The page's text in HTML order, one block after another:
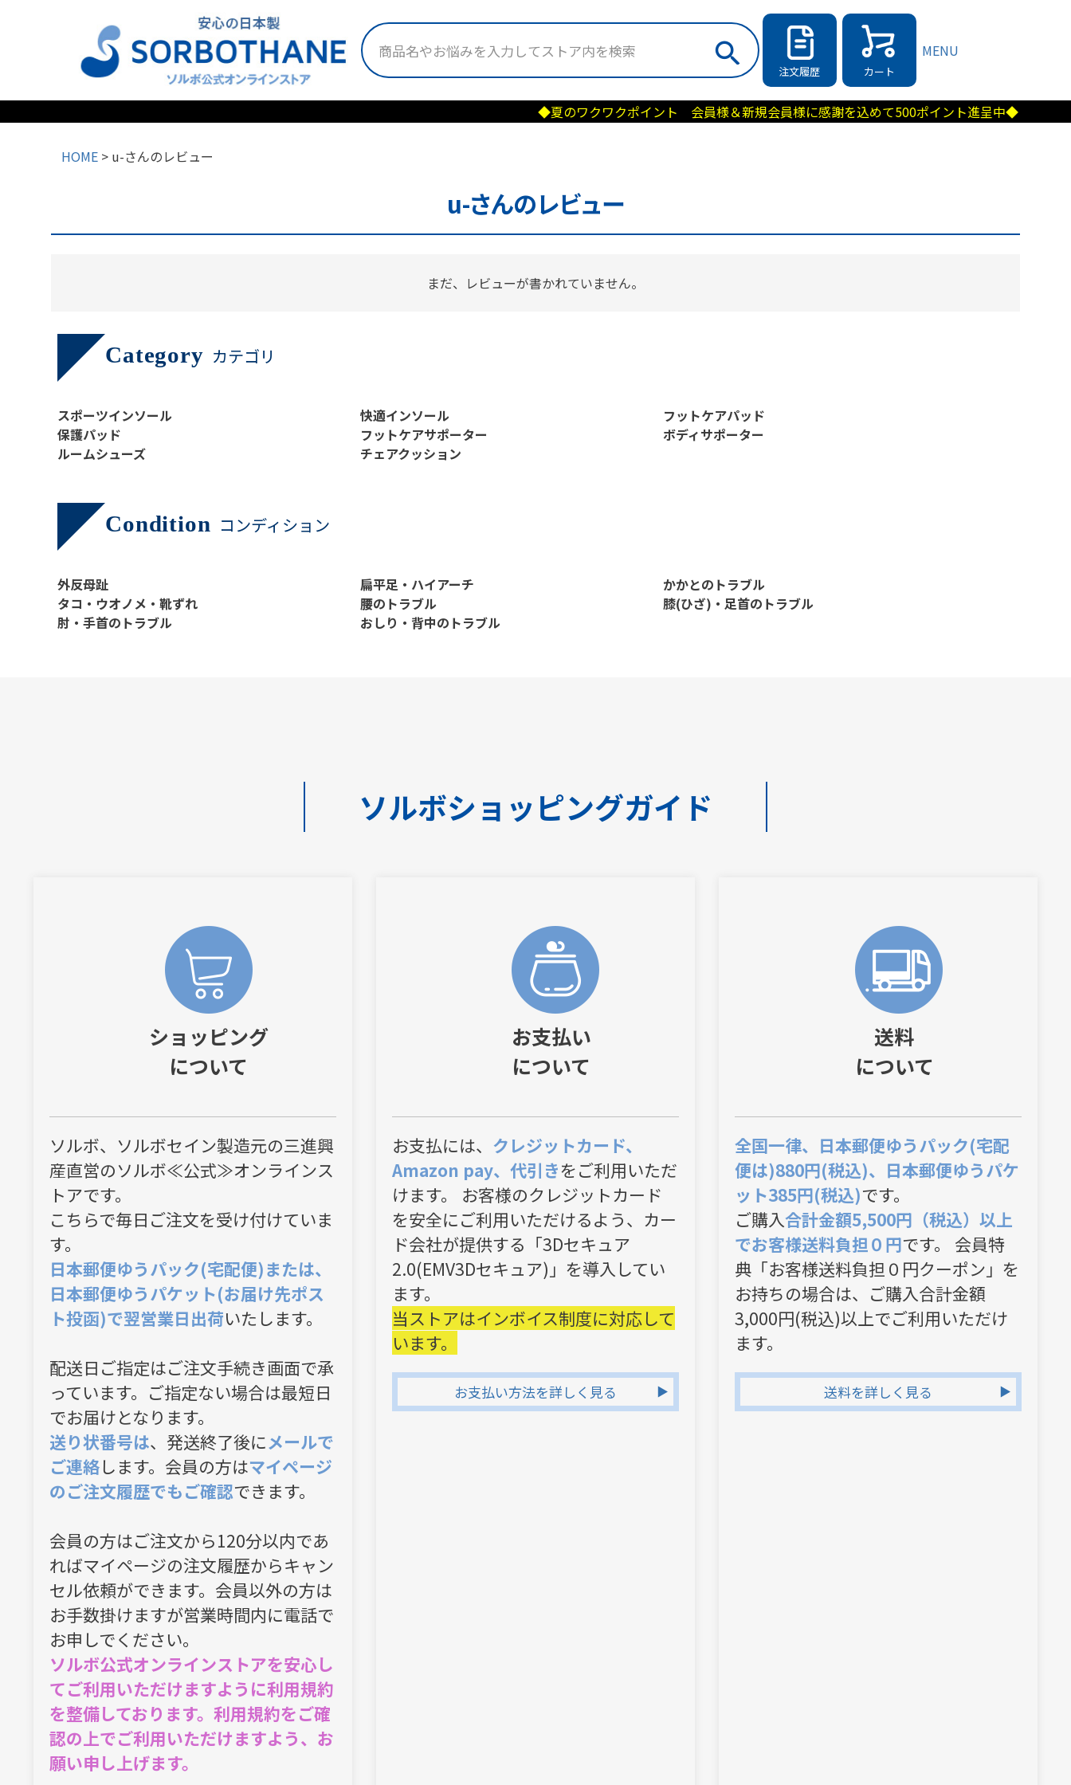
検索
注文履歴
カート
MENU
◆夏のワクワクポイント 会員様＆新規会員様に感謝を込めて500ポイント進呈中◆
HOME u-さんのレビュー
u-さんのレビュー
まだ、レビューが書かれていません。
Category カテゴリ
スポーツインソール 快適インソール
フットケアパッド
保護パッド
フットケアサポーター
ボディサポーター
ルームシューズ
チェアクッション
Condition コンディション
外反母趾 扁平足・ハイアーチ
かかとのトラブル
タコ・ウオノメ・靴ずれ
腰のトラブル
膝(ひざ)・足首のトラブル
肘・手首のトラブル
おしり・背中のトラブル
ソルボショッピングガイド
ショッピング
について
ソルボ、ソルボセイン製造元の三進興
産直営のソルボ≪公式≫オンラインス
トアです。
こちらで毎日ご注文を受け付けていま
す。
日本郵便ゆうパック(宅配便)または、
日本郵便ゆうパケット(お届け先ポス
ト投函)で翌営業日出荷いたします。
配送日ご指定はご注文手続き画面で承
っています。ご指定ない場合は最短日
でお届けとなります。
送り状番号は、発送終了後にメールで
ご連絡します。会員の方はマイページ
のご注文履歴でもご確認できます。
会員の方はご注文から120分以内であ
ればマイページの注文履歴からキャン
セル依頼ができます。会員以外の方は
お手数掛けますが営業時間内に電話で
お申しでください。
ソルボ公式オンラインストアを安心し
てご利用いただけますように利用規約
を整備しております。利用規約をご確
認の上でご利用いただけますよう、お
願い申し上げます。
お支払い
について
お支払には、 クレジットカード、
Amazon pay、代引きをご利用いただ
けます。 お客様のクレジットカード
を安全にご利用いただけるよう、カー
ド会社が提供する「3Dセキュア
2.0(EMV3Dセキュア)」を導入してい
ます。
当ストアはインボイス制度に対応して
います。
お支払い方法を詳しく見る
送料
について
全国一律、日本郵便ゆうパック(宅配
便は)880円(税込)、日本郵便ゆうパケ
ット385円(税込)です。
ご購入合計金額5,500円（税込）以上
でお客様送料負担０円です。 会員特
典「お客様送料負担０円クーポン」を
お持ちの場合は、ご購入合計金額
3,000円(税込)以上でご利用いただけ
ます。
送料を詳しく見る